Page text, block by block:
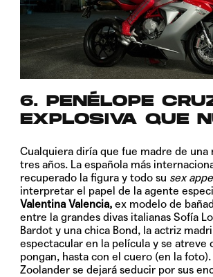
6. PENÉLOPE
EXPLOSIVA QUE
Cualquiera diría que fue madre de una
tres años. La española más
recuperado la figura y todo su sex
interpretar el papel de la agente
Valentina Valencia,ex modelo de
entre la grandes divas italianas Sofía
Bardot y una chica Bond, la actriz
espectacular en la película y se atreve
pongan, hasta con el cuero (en la foto).
Zoolander se dejará seducir por sus